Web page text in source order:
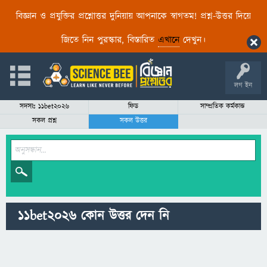
বিজ্ঞান ও প্রযুক্তির প্রশ্নোত্তর দুনিয়ায় আপনাকে স্বাগতম! প্রশ্ন-উত্তর দিয়ে
জিতে নিন পুরস্কার, বিস্তারিত এখানেদেখুন।
লগ ইন
সদস্যঃ 11bet2026 ফিড
সাম্প্রতিক কর্মকান্ড
সকল প্রশ্ন
সকল উত্তর
11bet2026 কোন উত্তর দেন নি